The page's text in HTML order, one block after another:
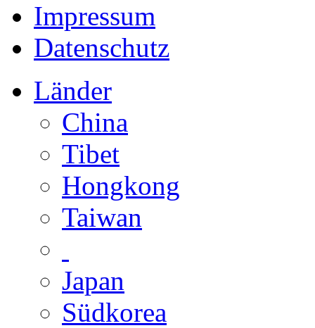
Impressum
Datenschutz
Länder
China
Tibet
Hongkong
Taiwan
Japan
Südkorea